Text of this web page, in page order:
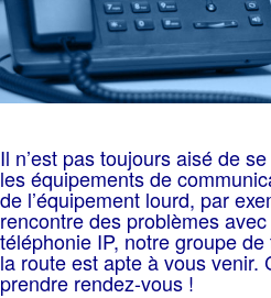
Il n’est pas toujours aisé de
les équipements de
de l’équipement lourd, par
rencontre des problèmes
téléphonie IP, notre groupe
la route est apte à vous venir.
prendre rendez-vous !